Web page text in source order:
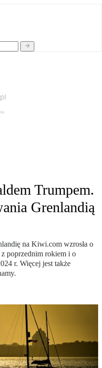
Trumpem.
Grenlandią
na Kiwi.com wzrosła o
poprzednim rokiem i o
r. Więcej jest także